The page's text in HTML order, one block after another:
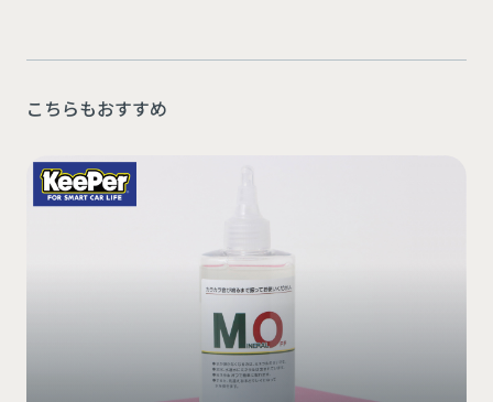
こちらもおすすめ